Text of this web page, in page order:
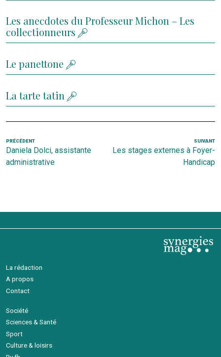
Les anecdotes du Professeur Michon – Les
collectionneurs
Le panettone
La tarte tatin
Navigation
de
Article
précédent
PRÉCÉDENT
Daniela Dolci, assistante
administrative
SUIVANT
Les stages externes à Foyer-
Handicap
La rédaction
A propos
Contact
Société
Sciences & Santé
Sport
Culture & loisirs